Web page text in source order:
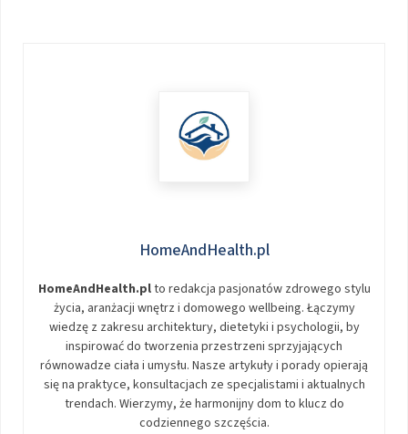
HomeAndHealth.pl
HomeAndHealth.plto redakcja pasjonatów zdrowego stylu
życia, aranżacji wnętrz i domowego wellbeing. Łączymy
wiedzę z zakresu architektury, dietetyki i psychologii, by
inspirować do tworzenia przestrzeni sprzyjających
równowadze ciała i umysłu. Nasze artykuły i porady opierają
się na praktyce, konsultacjach ze specjalistami i aktualnych
trendach. Wierzymy, że harmonijny dom to klucz do
codziennego szczęścia.